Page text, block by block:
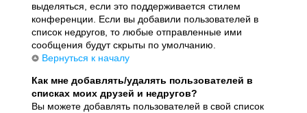
выделяться, если это поддерживается стилем
конференции. Если вы добавили пользователей в
список недругов, то любые отправленные ими
сообщения будут скрыты по умолчанию.
Вернуться к началу
Как мне добавлять/удалять пользователей в
списках моих друзей и недругов?
Вы можете добавлять пользователей в свой список